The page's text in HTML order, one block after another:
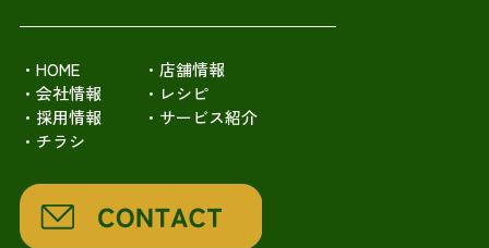
・HOME
・店舗情報
・会社情報
・レシピ
・採用情報
・サービス紹介
・チラシ